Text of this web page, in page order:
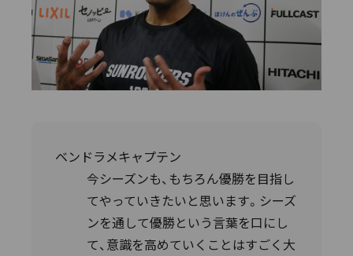
ベンドラメキャプテン
今シーズンも、もちろん優勝を目指し
てやっていきたいと思います。シーズ
ンを通して優勝という言葉を口にし
て、意識を高めていくことはすごく大